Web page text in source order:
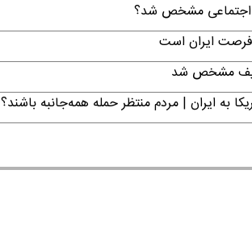
اجتماعی مشخص شد؟
ایران است
مشخص شد
به ایران | مردم منتظر حمله همه‌جانبه باشند؟